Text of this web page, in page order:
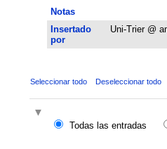
Notas
Insertado
por
Uni-Trier @
Seleccionar todo Deseleccionar todo
Todas las entradas